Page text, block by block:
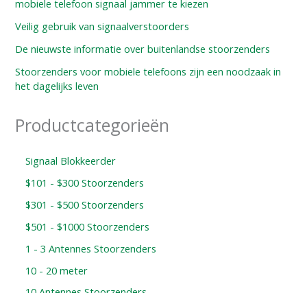
mobiele telefoon signaal jammer te kiezen
Veilig gebruik van signaalverstoorders
De nieuwste informatie over buitenlandse stoorzenders
Stoorzenders voor mobiele telefoons zijn een noodzaak in
het dagelijks leven
Productcategorieën
Signaal Blokkeerder
$101 - $300 Stoorzenders
$301 - $500 Stoorzenders
$501 - $1000 Stoorzenders
1 - 3 Antennes Stoorzenders
10 - 20 meter